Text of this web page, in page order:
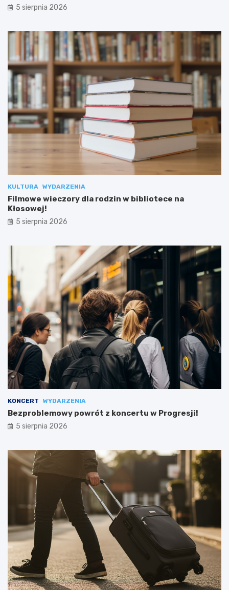
5 sierpnia 2026
KULTURA WYDARZENIA
Filmowe wieczory dla rodzin w bibliotece na
Kłosowej!
5 sierpnia 2026
KONCERT WYDARZENIA
Bezproblemowy powrót z koncertu w Progresji!
5 sierpnia 2026